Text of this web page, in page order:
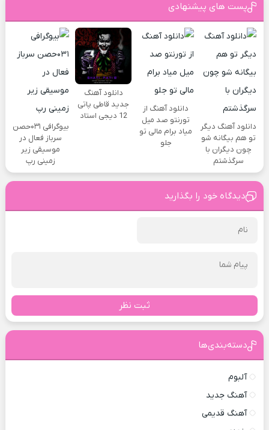
پست های پیشنهادی
دانلود آهنگ دیگر
تو هم بیگانه شو
چون دیگران با
سرگذشتم
دانلود آهنگ از
تورنتو صد میل
میاد برام مالی تو
جلو
دانلود آهنگ
جدید قاطی پاتی
12 دیجی استاد
بیوگرافی ۰۳۱حصن
سرباز فعال در
موسیقی زیر
زمینی رپ
دیدگاه خود را بگذارید
ثبت نظر
دسته‌بندی‌ها
آلبوم
آهنگ جدید
آهنگ قدیمی